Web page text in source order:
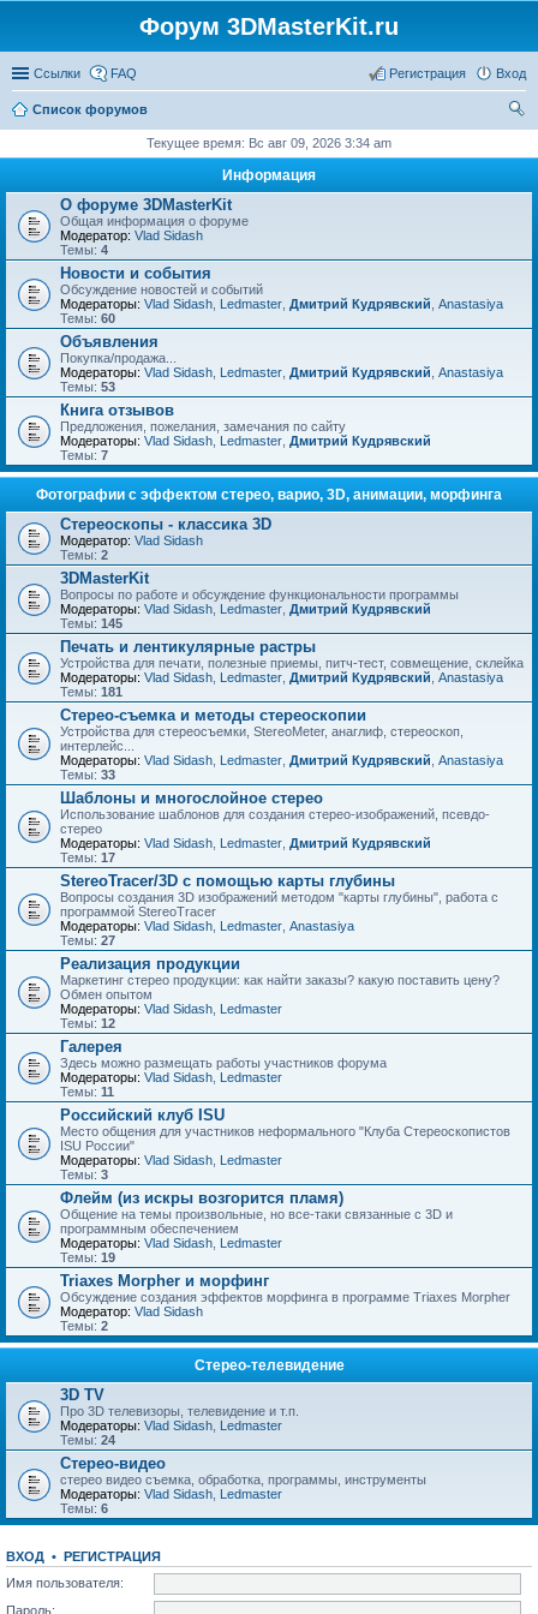
Форум 3DMasterKit.ru
Ссылки FAQ Вход
Регистрация
Список форумов
Текущее время: Вс авг 09, 2026 3:34 am
Информация
О форуме 3DMasterKit
Общая информация о форуме
Модератор: Vlad Sidash
Темы: 4
Новости и события
Обсуждение новостей и событий
Модераторы: Vlad Sidash Ledmaster Дмитрий Кудрявский Anastasiya
Темы: 60
Объявления
Покупка/продажа...
Модераторы: Vlad Sidash Ledmaster Дмитрий Кудрявский Anastasiya
Темы: 53
Книга отзывов
Предложения, пожелания, замечания по сайту
Модераторы: Vlad Sidash Ledmaster Дмитрий Кудрявский
Темы: 7
Фотографии с эффектом стерео, варио, 3D, анимации, морфинга
Стереоскопы - классика 3D
Модератор: Vlad Sidash
Темы: 2
3DMasterKit
Вопросы по работе и обсуждение функциональности программы
Модераторы: Vlad Sidash Ledmaster Дмитрий Кудрявский
Темы: 145
Печать и лентикулярные растры
Устройства для печати, полезные приемы, питч-тест, совмещение, склейка
Модераторы: Vlad Sidash Ledmaster Дмитрий Кудрявский Anastasiya
Темы: 181
Стерео-съемка и методы стереоскопии
Устройства для стереосъемки, StereoMeter, анаглиф, стереоскоп,
интерлейс...
Модераторы: Vlad Sidash Ledmaster Дмитрий Кудрявский Anastasiya
Темы: 33
Шаблоны и многослойное стерео
Использование шаблонов для создания стерео-изображений, псевдо-
стерео
Модераторы: Vlad Sidash Ledmaster Дмитрий Кудрявский
Темы: 17
StereoTracer/3D с помощью карты глубины
Вопросы создания 3D изображений методом "карты глубины", работа с
программой StereoTracer
Модераторы: Vlad Sidash Ledmaster Anastasiya
Темы: 27
Реализация продукции
Маркетинг стерео продукции: как найти заказы? какую поставить цену?
Обмен опытом
Модераторы: Vlad Sidash Ledmaster
Темы: 12
Галерея
Здесь можно размещать работы участников форума
Модераторы: Vlad Sidash Ledmaster
Темы: 11
Российский клуб ISU
Место общения для участников неформального "Клуба Стереоскопистов
ISU России"
Модераторы: Vlad Sidash Ledmaster
Темы: 3
Флейм (из искры возгорится пламя)
Общение на темы произвольные, но все-таки связанные с 3D и
программным обеспечением
Модераторы: Vlad Sidash Ledmaster
Темы: 19
Triaxes Morpher и морфинг
Обсуждение создания эффектов морфинга в программе Triaxes Morpher
Модератор: Vlad Sidash
Темы: 2
Стерео-телевидение
3D TV
Про 3D телевизоры, телевидение и т.п.
Модераторы: Vlad Sidash Ledmaster
Темы: 24
Стерео-видео
стерео видео съемка, обработка, программы, инструменты
Модераторы: Vlad Sidash Ledmaster
Темы: 6
ВХОД • РЕГИСТРАЦИЯ
Имя пользователя:
Пароль: